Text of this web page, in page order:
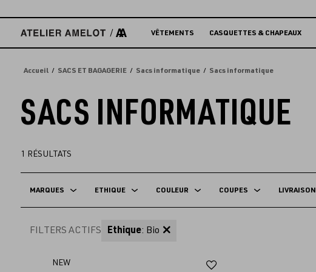
directement
contenu
VÊTEMENTS CASQUETTES & CHAPEAUX
Accueil SACS ET BAGAGERIE Sacs informatique Sacs informatique
SACS INFORMATIQUE
1 RÉSULTATS
MARQUES ETHIQUE COULEUR COUPES LIVRAISON
FILTERS ACTIFS Ethique: Bio
NEW